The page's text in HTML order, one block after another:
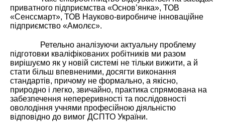
приватного підприємства «Основ’янка», ТОВ
«Сенссмарт», ТОВ Науково-виробниче інноваційне
підприємство «Амолєс».
Ретельно аналізуючи актуальну проблему
підготовки кваліфікованих робітників ми разом
вирішуємо як у новій системі не тільки вижити, а й
стати більш впевненими, досягти виконання
стандартів, причому не формально, а якісно,
природно і легко, звичайно, практика спрямована на
забезпечення непереривності та послідовності
оволодіння учнями професійною діяльністю
відповідно до вимог ДСПТО України.